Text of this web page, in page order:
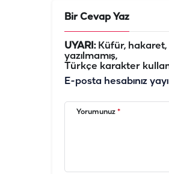
Bir Cevap Yaz
UYARI:Küfür, hakaret,
yazılmamış,
Türkçe karakter
E-posta hesabınız
Yorumunuz *